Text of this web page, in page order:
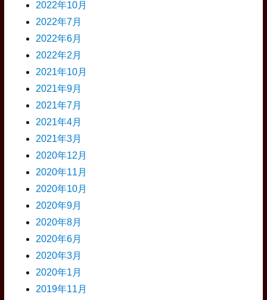
2022年10月
2022年7月
2022年6月
2022年2月
2021年10月
2021年9月
2021年7月
2021年4月
2021年3月
2020年12月
2020年11月
2020年10月
2020年9月
2020年8月
2020年6月
2020年3月
2020年1月
2019年11月